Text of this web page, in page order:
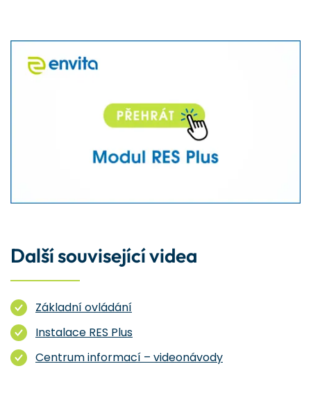
Další související videa
Základní ovládání
Instalace RES Plus
Centrum informací – videonávody